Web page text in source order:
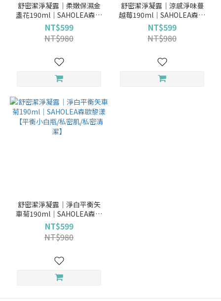
舒密潔淨凝露│柔嫩保濕金
盞花190ml│SAHOLEA森歐
黎漾【平衡小白瓶/私密肌/私
密清潔】
NT$599
NT$980
舒密潔淨凝露│涼感淨味蔓
越莓190ml│SAHOLEA森歐
黎漾【平衡小白瓶/私密肌/私
密清潔】
NT$599
NT$980
舒密潔淨凝露│淨白平衡矢
車菊190ml│SAHOLEA森歐
黎漾【平衡小白瓶/私密肌/私
密清潔】
NT$599
NT$980